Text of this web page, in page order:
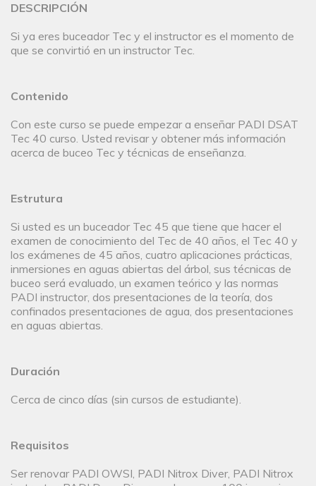
DESCRIPCIÓN
Si ya eres buceador Tec y el instructor es el momento de
que se convirtió en un instructor Tec.
Contenido
Con este curso se puede empezar a enseñar PADI DSAT
Tec 40 curso. Usted revisar y obtener más información
acerca de buceo Tec y técnicas de enseñanza.
Estrutura
Si usted es un buceador Tec 45 que tiene que hacer el
examen de conocimiento del Tec de 40 años, el Tec 40 y
los exámenes de 45 años, cuatro aplicaciones prácticas,
inmersiones en aguas abiertas del árbol, sus técnicas de
buceo será evaluado, un examen teórico y las normas
PADI instructor, dos presentaciones de la teoría, dos
confinados presentaciones de agua, dos presentaciones
en aguas abiertas.
Duración
Cerca de cinco días (sin cursos de estudiante).
Requisitos
Ser renovar PADI OWSI, PADI Nitrox Diver, PADI Nitrox